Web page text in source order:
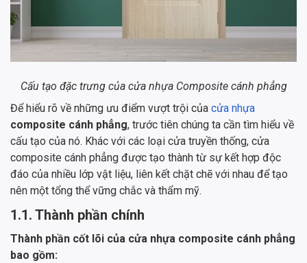
Cấu tạo đặc trưng của cửa nhựa Composite cánh phẳng
Để hiểu rõ về những ưu điểm vượt trội của cửa nhựa
composite cánh phẳng, trước tiên chúng ta cần tìm hiểu về
cấu tạo của nó. Khác với các loại cửa truyền thống, cửa
composite cánh phẳng được tạo thành từ sự kết hợp độc
đáo của nhiều lớp vật liệu, liên kết chặt chẽ với nhau để tạo
nên một tổng thể vững chắc và thẩm mỹ.
1.1. Thành phần chính
Thành phần cốt lõi của cửa nhựa composite cánh phẳng
bao gồm: